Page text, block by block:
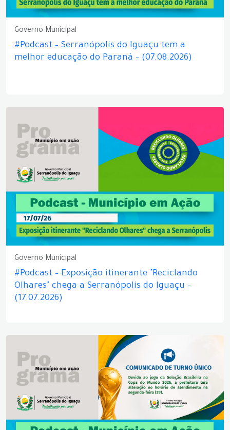
Governo Municipal
#Podcast – Serranópolis do Iguaçu tem a
melhor educação do Paraná – (07.08.2026)
Governo Municipal
#Podcast – Exposição itinerante "Reciclando
Olhares" chega a Serranópolis do Iguaçu –
(17.07.2026)